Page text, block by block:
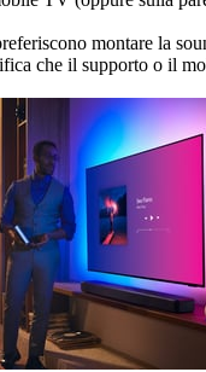
montare la
che il supporto o il